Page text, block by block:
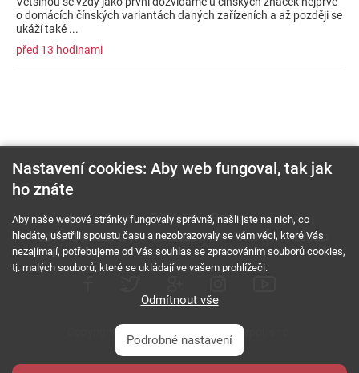
o domácích čínských variantách daných zařízeních a až později se
ukáží také ...
před 13 hodinami
O nás RSS feed
Reklama
Podmínky použití a ochrana soukromí
Cookies Kariéra
Copyright © 2000 - 2026 NetComp, spol. s r.o.
Všechna práva vyhrazena.
Nastavení cookies: Aby web fungoval, tak jak
ho znáte
Aby naše webové stránky fungovaly správně, našli jste na nich, co
hledáte, ušetřili spoustu času a nezobrazovaly se vám věci, které Vás
nezajímají, potřebujeme od Vás souhlas se zpracováním souborů cookies,
tj. malých souborů, které se ukládají ve vašem prohlížeči.
Odmítnout vše
Podrobné nastavení